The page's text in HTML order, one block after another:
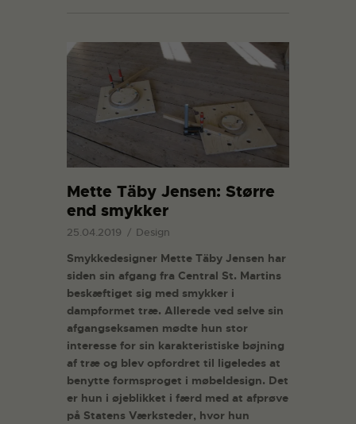
Mette Täby Jensen: Større
end smykker
25.04.2019 Design
Smykkedesigner Mette Täby Jensen har
siden sin afgang fra Central St. Martins
beskæftiget sig med smykker i
dampformet træ. Allerede ved selve sin
afgangseksamen mødte hun stor
interesse for sin karakteristiske bøjning
af træ og blev opfordret til ligeledes at
benytte formsproget i møbeldesign. Det
er hun i øjeblikket i færd med at afprøve
på Statens Værksteder, hvor hun